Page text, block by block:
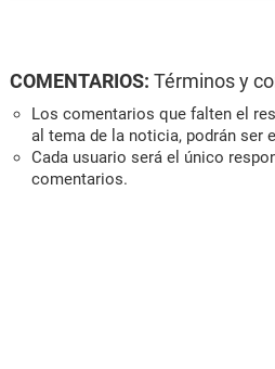
COMENTARIOS: Términos y
Los comentarios que falten el
al tema de la noticia, podrán ser
Cada usuario será el único
comentarios.